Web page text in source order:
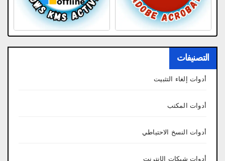
التصنيفات
أدوات إلغاء التثبيت
أدوات المكتب
أدوات النسخ الاحتياطي
أدوات شبكات الإنترنت